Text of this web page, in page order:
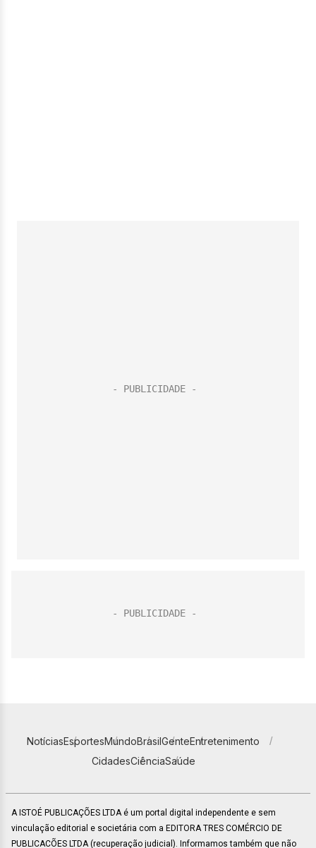
NotíciasEsportesMundoBrasilGenteEntretenimento
CidadesCiênciaSaúde
A ISTOÉ PUBLICAÇÕES LTDA é um portal digital independente e sem
vinculação editorial e societária com a EDITORA TRES COMÉRCIO DE
PUBLICACÕES LTDA (recuperação judicial). Informamos também que não